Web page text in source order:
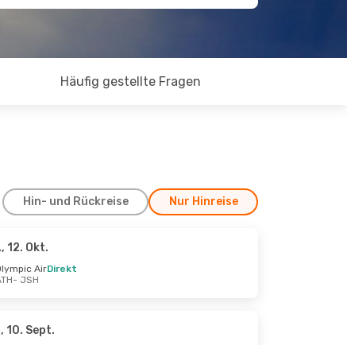
Häufig gestellte Fragen
Hin- und Rückreise Nur Hinreise
12. Okt.
AirDirekt
- JSH
10. Sept.